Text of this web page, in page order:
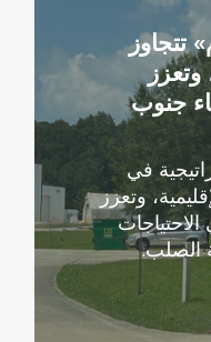
تتجاوز
وتعزز
جنوب
في
وتعزز
الاحتياجات
الصلب.